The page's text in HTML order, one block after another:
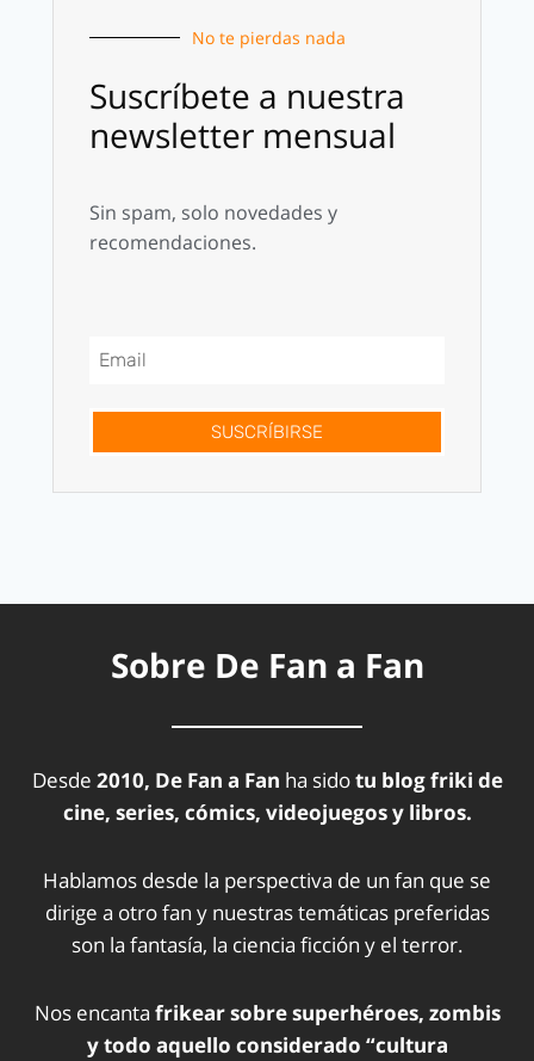
No te pierdas nada
Suscríbete a nuestra
newsletter mensual
Sin spam, solo novedades y
recomendaciones.
SUSCRÍBIRSE
Sobre De Fan a Fan
Desde 2010, De Fan a Fan ha sidotu blog friki de
cine, series, cómics, videojuegos y libros.
Hablamos desde la perspectiva de un fan que se
dirige a otro fan y nuestras temáticas preferidas
son la fantasía, la ciencia ficción y el terror.
Nos encanta frikear sobre superhéroes, zombis
y todo aquello considerado “cultura